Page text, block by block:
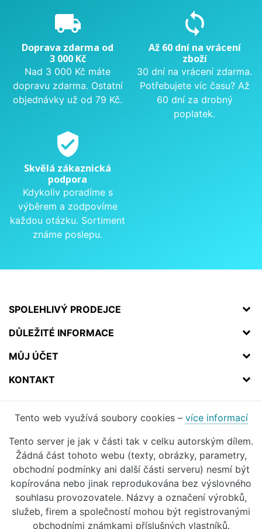
local_shipping
Doprava zdarma od
3 000 Kč
Nad 3 000 Kč máte
dopravu zdarma. Ostatní
objednávky už od 79 Kč.
sync
Až 60 dní na vrácení
zboží
30 dní na vrácení zdarma.
Potřebujete víc času? Až
60 dní za drobný
poplatek.
verified_user
Skvělá zákaznická
podpora
Kdykoliv poradíme s
výběrem a zodpovíme
každou otázku. Sortiment
známe poslepu.
SPOLEHLIVÝ PRODEJCE
DŮLEŽITÉ INFORMACE
MŮJ ÚČET
KONTAKT
Tento web využívá soubory cookies – více informací
Tento server je jak v části tak v celku autorským dílem.
Žádná část tohoto webu (texty, obrázky, parametry,
obchodní podmínky ani další části serveru) nesmí být
kopírována nebo jinak reprodukována bez výslovného
souhlasu provozovatele. Názvy a označení výrobků,
služeb, firem a společností mohou být registrovanými
obchodními známkami příslušných vlastníků.